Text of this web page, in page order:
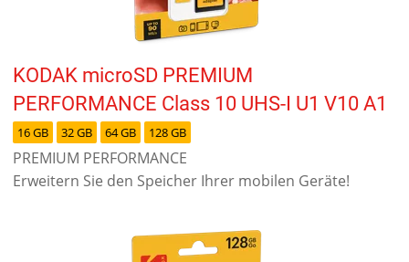
KODAK microSD PREMIUM
PERFORMANCE Class 10 UHS-I U1 V10 A1
16 GB 32 GB 64 GB 128 GB
PREMIUM PERFORMANCE
Erweitern Sie den Speicher Ihrer mobilen Geräte!